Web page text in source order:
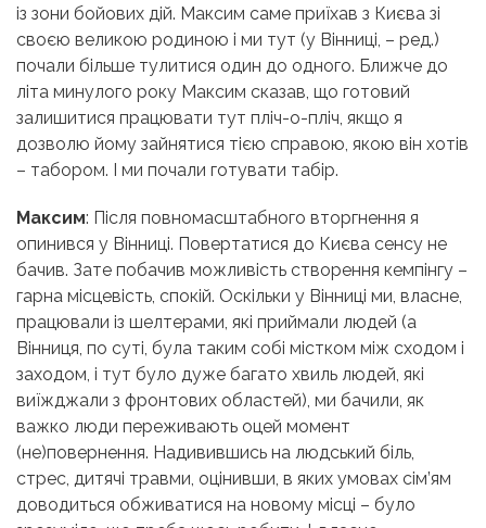
із зони бойових дій. Максим саме приїхав з Києва зі
своєю великою родиною і ми тут (у Вінниці, – ред.)
почали більше тулитися один до одного. Ближче до
літа минулого року Максим сказав, що готовий
залишитися працювати тут пліч-о-пліч, якщо я
дозволю йому зайнятися тією справою, якою він хотів
– табором. І ми почали готувати табір.
Максим: Після повномасштабного вторгнення я
опинився у Вінниці. Повертатися до Києва сенсу не
бачив. Зате побачив можливість створення кемпінгу –
гарна місцевість, спокій. Оскільки у Вінниці ми, власне,
працювали із шелтерами, які приймали людей (а
Вінниця, по суті, була таким собі містком між сходом і
заходом, і тут було дуже багато хвиль людей, які
виїжджали з фронтових областей), ми бачили, як
важко люди переживають оцей момент
(не)повернення. Надивившись на людський біль,
стрес, дитячі травми, оцінивши, в яких умовах сім’ям
доводиться обживатися на новому місці – було